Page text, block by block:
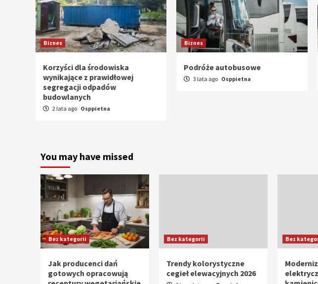
Biznes
Korzyści dla środowiska
wynikające z prawidłowej
segregacji odpadów
budowlanych
2 lata ago Osppietna
Biznes
Podróże autobusowe
3 lata ago Osppietna
You may have missed
Bez kategorii
Jak producenci dań
gotowych opracowują
Bez kategorii
Trendy kolorystyczne
cegieł elewacyjnych 2026
Bez